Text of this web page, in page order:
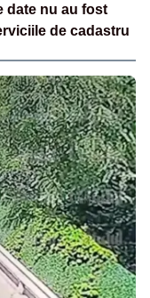
date nu au fost
de cadastru